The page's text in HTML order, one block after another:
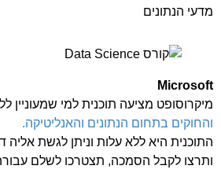
מדעי הנתונים
Microsoft
מיקרוסופט מציעה תוכנית למי שמעוניין
והחוקים בתחום הנתונים והאנליטיקה.
ותרצו לקבל הסמכה, תצטרכו לשלם עבורה